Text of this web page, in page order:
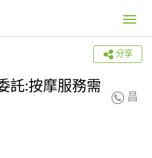
Toggle
分享
託:按摩服務需
昌